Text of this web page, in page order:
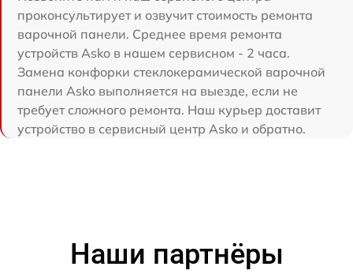
проконсультирует и озвучит стоимость ремонта
варочной панели. Среднее время ремонта
устройств Asko в нашем сервисном - 2 часа.
Замена конфорки стеклокерамической варочной
панели Asko выполняется на выезде, если не
требует сложного ремонта. Наш курьер доставит
устройство в сервисный центр Asko и обратно.
Наши партнёры